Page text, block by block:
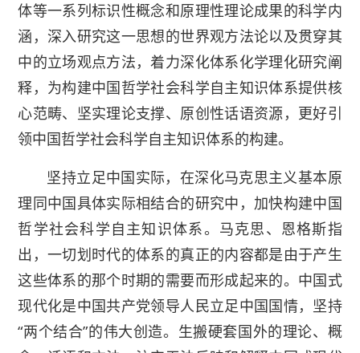
体等一系列标识性概念和原理性理论成果的科学内
涵，深入研究这一思想的世界观方法论以及贯穿其
中的立场观点方法，着力深化体系化学理化研究阐
释，为构建中国哲学社会科学自主知识体系提供核
心范畴、坚实理论支撑、原创性话语资源，更好引
领中国哲学社会科学自主知识体系的构建。
坚持立足中国实际，在深化马克思主义基本原
理同中国具体实际相结合的研究中，加快构建中国
哲学社会科学自主知识体系。马克思、恩格斯指
出，一切划时代的体系的真正的内容都是由于产生
这些体系的那个时期的需要而形成起来的。中国式
现代化是中国共产党领导人民立足中国国情，坚持
“两个结合”的伟大创造。生搬硬套国外的理论、概